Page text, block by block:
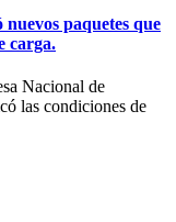
nuevos paquetes que
carga.
Nacional de
las condiciones de